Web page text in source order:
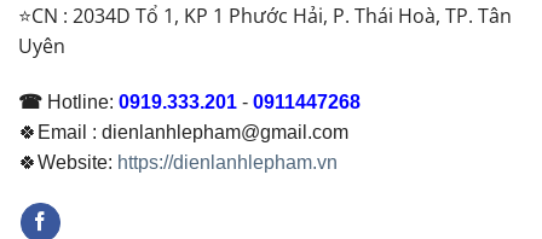
⭐CN : 2034D Tổ 1, KP 1 Phước Hải, P. Thái Hoà, TP. Tân
Uyên
☎ Hotline: 0919.333.201 - 0911447268
🍀Email : dienlanhlepham@gmail.com
🍀Website: https://dienlanhlepham.vn